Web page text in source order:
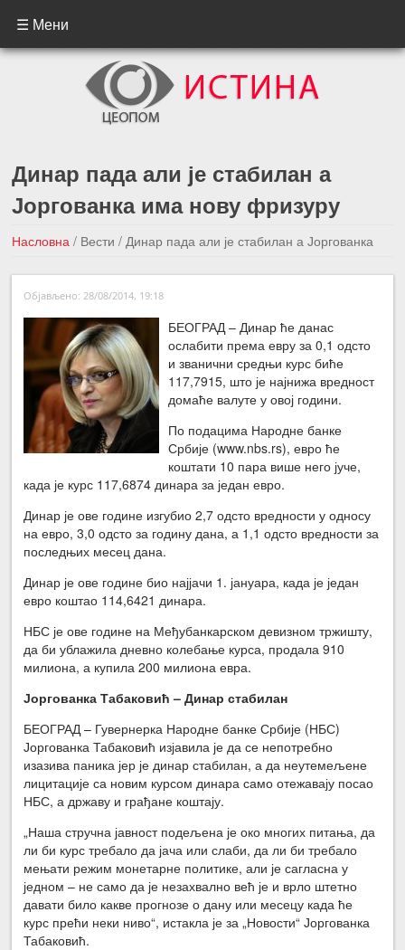
☰ Мени
Динар пада али је стабилан а
Јоргованка има нову фризуру
Насловна / Вести/ Динар пада али је стабилан а Јоргованка
има нову фризуру
←Претходна вест
Објављено: 28/08/2014, 19:18
БЕОГРАД – Динар ће данас
ослабити према евру за 0,1 одсто
и званични средњи курс биће
117,7915, што је најнижа вредност
домаће валуте у овој години.
По подацима Народне банке
Србије (www.nbs.rs), евро ће
коштати 10 пара више него јуче,
када је курс 117,6874 динара за један евро.
Динар је ове године изгубио 2,7 одсто вредности у односу
на евро, 3,0 одсто за годину дана, а 1,1 одсто вредности за
последњих месец дана.
Динар је ове године био најјачи 1. јануара, када је један
евро коштао 114,6421 динара.
НБС је ове године на Међубанкарском девизном тржишту,
да би ублажила дневно колебање курса, продала 910
милиона, а купила 200 милиона евра.
Јоргованка Табаковић – Динар стабилан
БЕОГРАД – Гувернерка Народне банке Србије (НБС)
Јоргованка Табаковић изјавила је да се непотребно
изазива паника јер је динар стабилан, а да неутемељене
лицитације са новим курсом динара само отежавају посао
НБС, а државу и грађане коштају.
„Наша стручна јавност подељена је око многих питања, да
ли би курс требало да јача или слаби, да ли би требало
мењати режим монетарне политике, али је сагласна у
једном – не само да је незахвално већ је и врло штетно
давати било какве прогнозе о дану или месецу када ће
курс прећи неки ниво“, истакла је за „Новости“ Јоргованка
Табаковић.